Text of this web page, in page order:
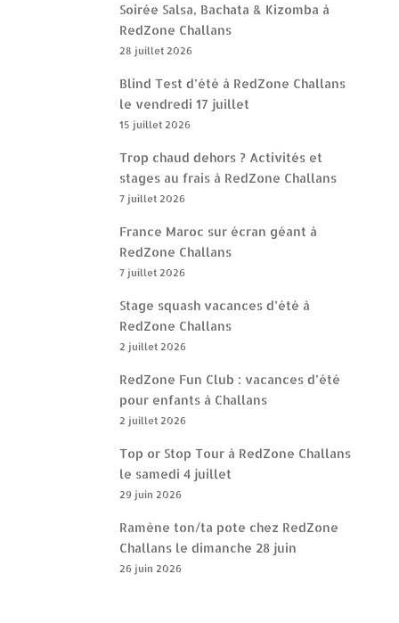
Soirée Salsa, Bachata & Kizomba à
RedZone Challans
28 juillet 2026
Blind Test d’été à RedZone Challans
le vendredi 17 juillet
15 juillet 2026
Trop chaud dehors ? Activités et
stages au frais à RedZone Challans
7 juillet 2026
France Maroc sur écran géant à
RedZone Challans
7 juillet 2026
Stage squash vacances d’été à
RedZone Challans
2 juillet 2026
RedZone Fun Club : vacances d’été
pour enfants à Challans
2 juillet 2026
Top or Stop Tour à RedZone Challans
le samedi 4 juillet
29 juin 2026
Ramène ton/ta pote chez RedZone
Challans le dimanche 28 juin
26 juin 2026